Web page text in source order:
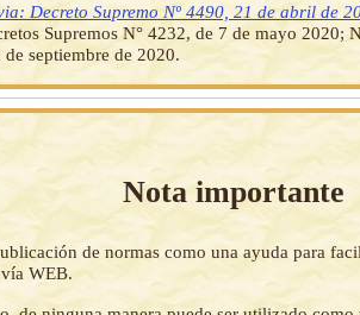
Decreto Supremo Nº 4490, 21 de abril de
Supremos N° 4232, de 7 de mayo 2020;
septiembre de 2020.
Nota importante
de normas como una ayuda para
WEB.